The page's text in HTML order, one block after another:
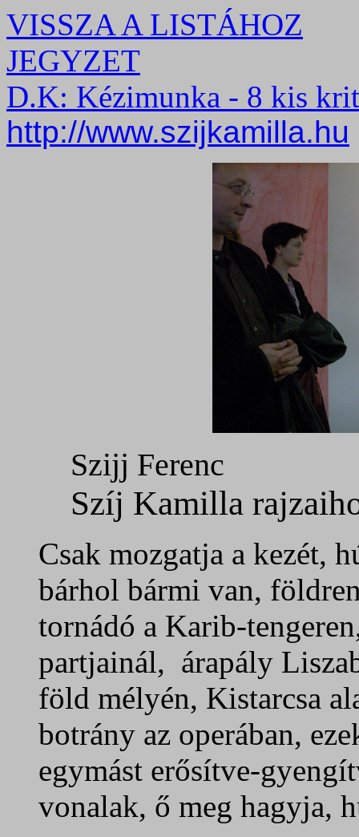
VISSZA A LISTÁHOZ
JEGYZET
D.K: Kézimunka - 8 kis
http://www.szijkamilla.hu
Szijj Ferenc
Szíj Kamilla
Csak mozgatja a kezét,
bárhol bármi van,
tornádó a Karib-
partjainál, árapály
föld mélyén, Kistarcsa
botrány az operában,
egymást erősítve-
vonalak, ő meg hagyja,